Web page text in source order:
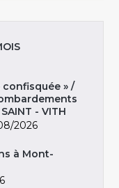
confisquée » /
- VITH
2026
à Mont-